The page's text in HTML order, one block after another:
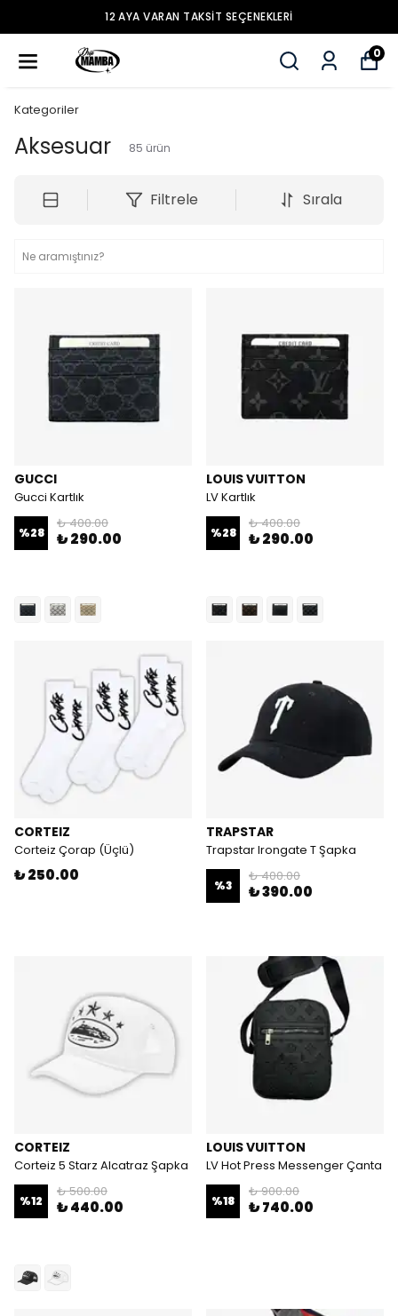
12 AYA VARAN TAKSİT SEÇENEKLERİ
0
Kategoriler
Aksesuar 85 ürün
Filtrele Sırala
GUCCI
Gucci Kartlık
%28
₺ 400.00
₺ 290.00
LOUIS VUITTON
LV Kartlık
%28
₺ 400.00
₺ 290.00
CORTEIZ
Corteiz Çorap (Üçlü)
₺ 250.00
TRAPSTAR
Trapstar Irongate T Şapka
%3
₺ 400.00
₺ 390.00
CORTEIZ
Corteiz 5 Starz Alcatraz Şapka
%12
₺ 500.00
₺ 440.00
LOUIS VUITTON
LV Hot Press Messenger Çanta
%18
₺ 900.00
₺ 740.00